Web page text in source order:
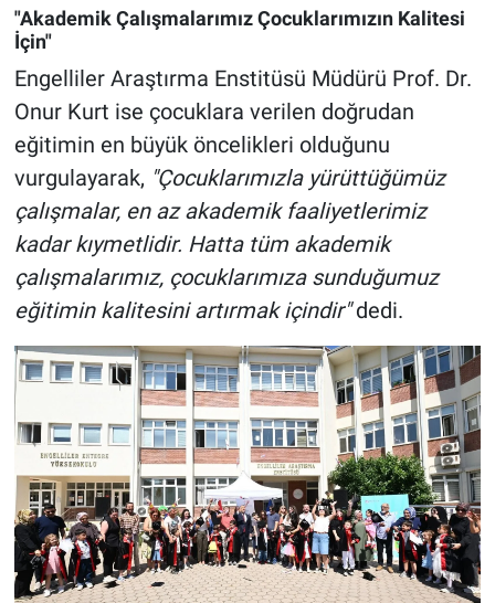
"Akademik Çalışmalarımız Çocuklarımızın Kalitesi
İçin"
Engelliler Araştırma Enstitüsü Müdürü Prof. Dr.
Onur Kurt ise çocuklara verilen doğrudan
eğitimin en büyük öncelikleri olduğunu
vurgulayarak, "Çocuklarımızla yürüttüğümüz
çalışmalar, en az akademik faaliyetlerimiz
kadar kıymetlidir. Hatta tüm akademik
çalışmalarımız, çocuklarımıza sunduğumuz
eğitimin kalitesini artırmak içindir"dedi.